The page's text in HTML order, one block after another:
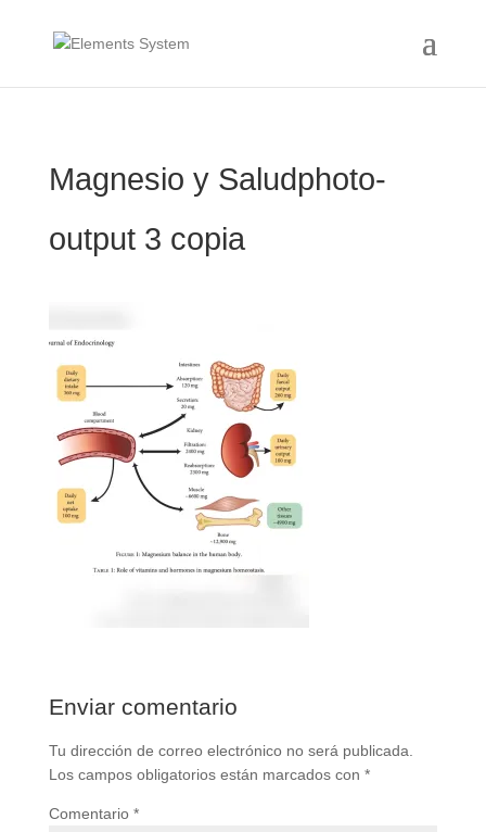
Magnesio y Saludphoto-
output 3 copia
Enviar comentario
Tu dirección de correo electrónico no será publicada.
Los campos obligatorios están marcados con *
Comentario *